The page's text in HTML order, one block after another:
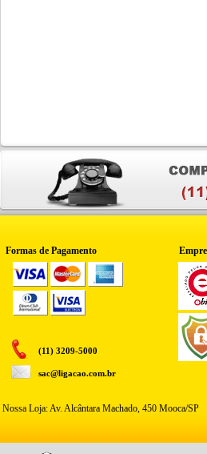
Formas de Pagamento
(11) 3209-5000
sac@ligacao.com.br
Nossa Loja: Av. Alcântara Machado, 450 Mooca/SP